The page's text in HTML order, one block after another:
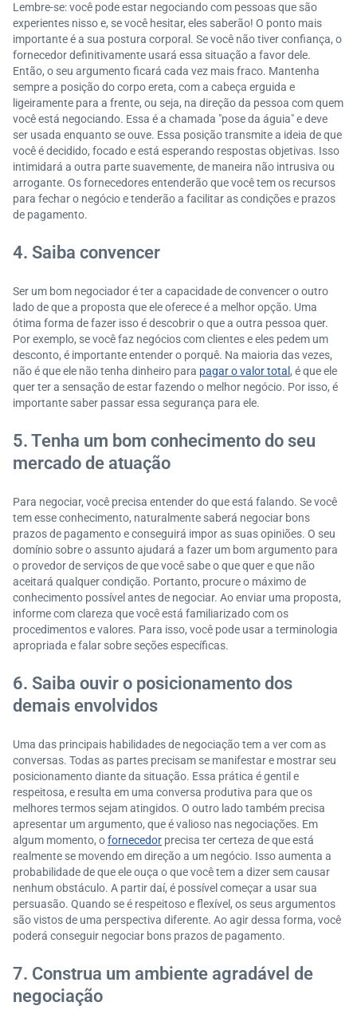
Lembre-se: você pode estar negociando com pessoas que são
experientes nisso e, se você hesitar, eles saberão! O ponto mais
importante é a sua postura corporal. Se você não tiver confiança, o
fornecedor definitivamente usará essa situação a favor dele.
Então, o seu argumento ficará cada vez mais fraco. Mantenha
sempre a posição do corpo ereta, com a cabeça erguida e
ligeiramente para a frente, ou seja, na direção da pessoa com quem
você está negociando. Essa é a chamada "pose da águia" e deve
ser usada enquanto se ouve. Essa posição transmite a ideia de que
você é decidido, focado e está esperando respostas objetivas. Isso
intimidará a outra parte suavemente, de maneira não intrusiva ou
arrogante. Os fornecedores entenderão que você tem os recursos
para fechar o negócio e tenderão a facilitar as condições e prazos
de pagamento.
4. Saiba convencer
Ser um bom negociador é ter a capacidade de convencer o outro
lado de que a proposta que ele oferece é a melhor opção. Uma
ótima forma de fazer isso é descobrir o que a outra pessoa quer.
Por exemplo, se você faz negócios com clientes e eles pedem um
desconto, é importante entender o porquê. Na maioria das vezes,
não é que ele não tenha dinheiro para pagar o valor total , é que ele
quer ter a sensação de estar fazendo o melhor negócio. Por isso, é
importante saber passar essa segurança para ele.
5. Tenha um bom conhecimento do seu
mercado de atuação
Para negociar, você precisa entender do que está falando. Se você
tem esse conhecimento, naturalmente saberá negociar bons
prazos de pagamento e conseguirá impor as suas opiniões. O seu
domínio sobre o assunto ajudará a fazer um bom argumento para
o provedor de serviços de que você sabe o que quer e que não
aceitará qualquer condição. Portanto, procure o máximo de
conhecimento possível antes de negociar. Ao enviar uma proposta,
informe com clareza que você está familiarizado com os
procedimentos e valores. Para isso, você pode usar a terminologia
apropriada e falar sobre seções específicas.
6. Saiba ouvir o posicionamento dos
demais envolvidos
Uma das principais habilidades de negociação tem a ver com as
conversas. Todas as partes precisam se manifestar e mostrar seu
posicionamento diante da situação. Essa prática é gentil e
respeitosa, e resulta em uma conversa produtiva para que os
melhores termos sejam atingidos. O outro lado também precisa
apresentar um argumento, que é valioso nas negociações. Em
algum momento, ofornecedor precisa ter certeza de que está
realmente se movendo em direção a um negócio. Isso aumenta a
probabilidade de que ele ouça o que você tem a dizer sem causar
nenhum obstáculo. A partir daí, é possível começar a usar sua
persuasão. Quando se é respeitoso e flexível, os seus argumentos
são vistos de uma perspectiva diferente. Ao agir dessa forma, você
poderá conseguir negociar bons prazos de pagamento.
7. Construa um ambiente agradável de
negociação